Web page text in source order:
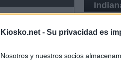
Kiosko.net - Su privacidad es
Nosotros y nuestros socios